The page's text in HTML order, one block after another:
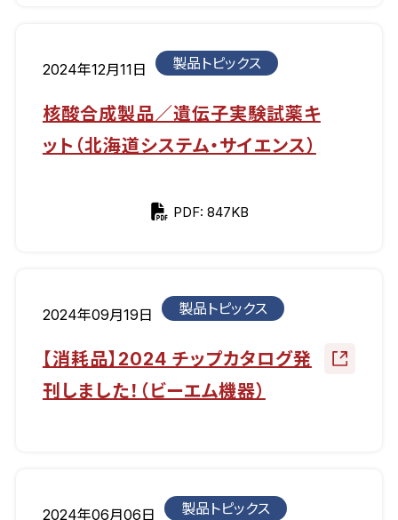
2024年12月11日 製品トピックス
核酸合成製品／遺伝子実験試薬キ
ット（北海道システム・サイエンス）
PDF: 847KB
2024年09月19日 製品トピックス
【消耗品】2024 チップカタログ発
刊しました！（ビーエム機器）
2024年06月06日 製品トピックス